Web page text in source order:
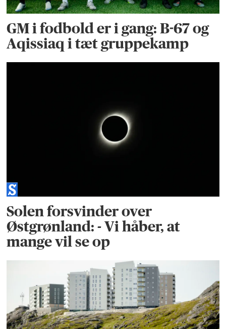
GM i fodbold er i gang: B-67 og
Aqissiaq i tæt gruppekamp
Solen forsvinder over
Østgrønland: - Vi håber, at
mange vil se op